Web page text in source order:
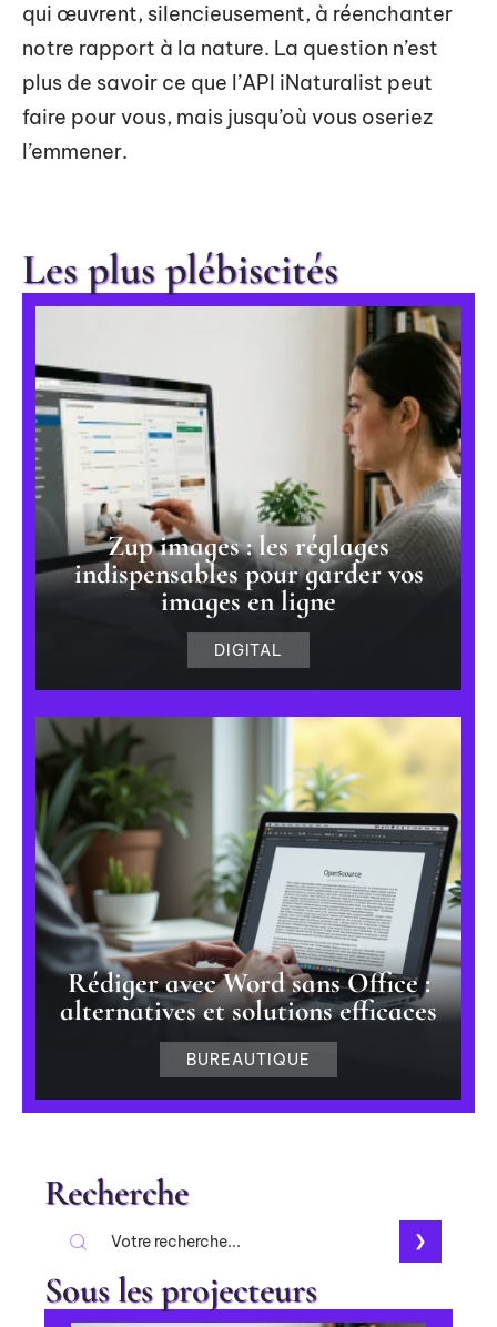
qui œuvrent, silencieusement, à réenchanter
notre rapport à la nature. La question n’est
plus de savoir ce que l’API iNaturalist peut
faire pour vous, mais jusqu’où vous oseriez
l’emmener.
Les plus plébiscités
Zup images : les réglages
indispensables pour garder vos
images en ligne
DIGITAL
Rédiger avec Word sans Office :
alternatives et solutions efficaces
BUREAUTIQUE
Recherche
Sous les projecteurs